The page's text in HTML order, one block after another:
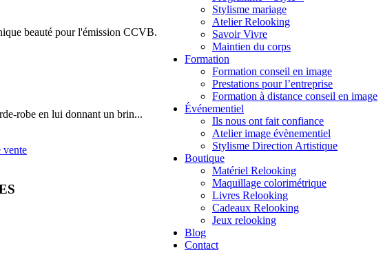
Stylisme mariage
Atelier Relooking
Savoir Vivre
Maintien du corps
Formation
Formation conseil en image
Prestations pour l’entreprise
Formation à distance conseil en image
Événementiel
Ils nous ont fait confiance
Atelier image évènementiel
Stylisme Direction Artistique
Boutique
Matériel Relooking
Maquillage colorimétrique
Livres Relooking
Cadeaux Relooking
Jeux relooking
Blog
Contact
beauté pour l'émission CCVB.
robe en lui donnant un brin...
vente